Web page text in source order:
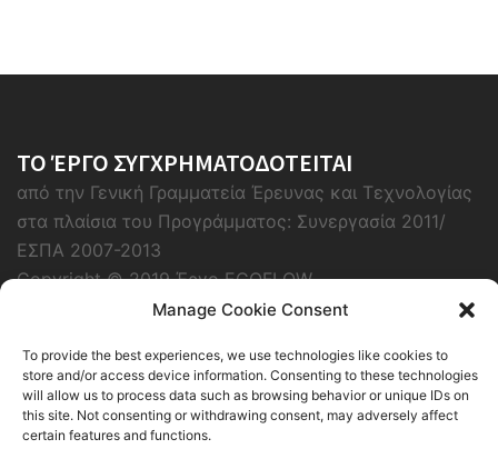
Manage Cookie Consent
To provide the best experiences, we use technologies like cookies to
store and/or access device information. Consenting to these technologies
will allow us to process data such as browsing behavior or unique IDs on
this site. Not consenting or withdrawing consent, may adversely affect
certain features and functions.
ΤΟ ΈΡΓΟ ΣΥΓΧΡΗΜΑΤΟΔΟΤΕΙΤΑΙ
από την Γενική Γραμματεία Έρευνας και Τεχνολογίας
στα πλαίσια του Προγράμματος: Συνεργασία 2011/
ΕΣΠΑ 2007-2013
Copyright © 2019 Έργο ECOFLOW